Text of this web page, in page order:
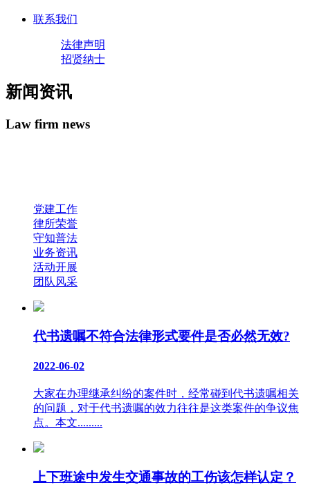
联系我们
法律声明
招贤纳士
新闻资讯
Law firm news
党建工作
律所荣誉
守知普法
业务资讯
活动开展
团队风采
代书遗嘱不符合法律形式要件是否必然无效?
2022-06-02
大家在办理继承纠纷的案件时，经常碰到代书遗嘱相关
的问题，对于代书遗嘱的效力往往是这类案件的争议焦
点。本文.........
上下班途中发生交通事故的工伤该怎样认定？